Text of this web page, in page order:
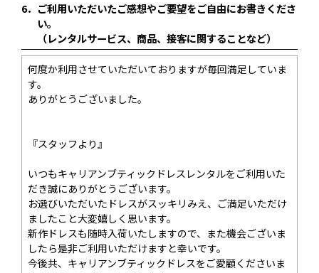
6． ご利用いただいたご感想やご要望をご自由にお書きくださ
い。
（レンタルサービス、商品、接客に関することなど）
何度か利用させていただいておりますが毎回満足していま
す。
ありがとうございました。
『スタッフより』
いつもキャリアンブティックドレスレンタルをご利用いた
だき誠にありがとうございます。
お選びいただいたドレスがスッキリみえ、ご満足いただけ
ましたこと大変嬉しく思います。
新作ドレスも随時入荷いたしますので、また機会ございま
したら是非ご利用いただけますと幸いです。
今後共、キャリアンブティックドレスをご愛顧くださいま